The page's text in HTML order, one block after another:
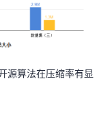
源算法在压缩率有显